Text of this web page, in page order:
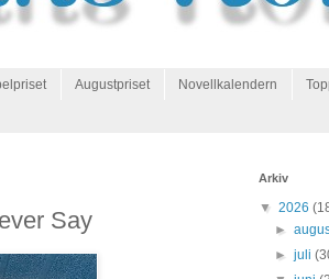
Augustpriset Novellkalendern
Say
Arkiv
▼ 2026
►
►juli